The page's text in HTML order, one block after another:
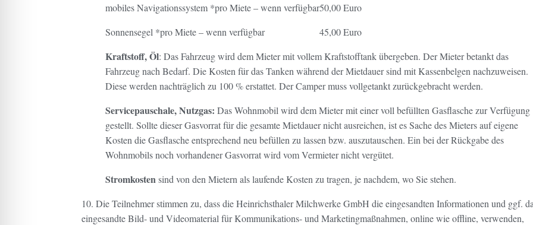
mobiles Navigationssystem *pro Miete – wenn verfügbar50,00 Euro
Sonnensegel *pro Miete – wenn verfügbar
45,00 Euro
Kraftstoff, Öl: Das Fahrzeug wird dem Mieter mit vollem Kraftstofftank übergeben. Der Mieter betankt das
Fahrzeug nach Bedarf. Die Kosten für das Tanken während der Mietdauer sind mit Kassenbelgen nachzuweisen.
Diese werden nachträglich zu 100 % erstattet. Der Camper muss vollgetankt zurückgebracht werden.
Servicepauschale, Nutzgas: Das Wohnmobil wird dem Mieter mit einer voll befüllten Gasflasche zur Verfügung
gestellt. Sollte dieser Gasvorrat für die gesamte Mietdauer nicht ausreichen, ist es Sache des Mieters auf eigene
Kosten die Gasflasche entsprechend neu befüllen zu lassen bzw. auszutauschen. Ein bei der Rückgabe des
Wohnmobils noch vorhandener Gasvorrat wird vom Vermieter nicht vergütet.
Stromkostensind von den Mietern als laufende Kosten zu tragen, je nachdem, wo Sie stehen.
10. Die Teilnehmer stimmen zu, dass die Heinrichsthaler Milchwerke GmbH die eingesandten Informationen und ggf.
eingesandte Bild- und Videomaterial für Kommunikations- und Marketingmaßnahmen, online wie offline, verwenden,